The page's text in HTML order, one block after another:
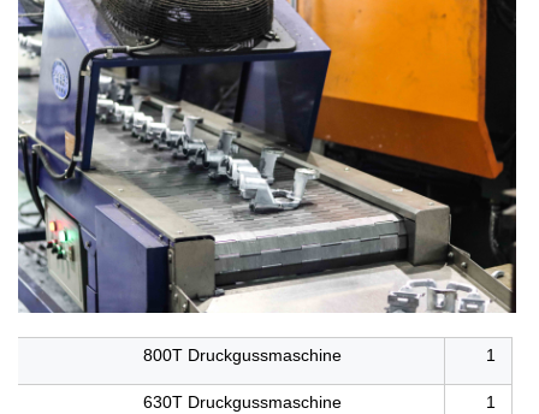
800T Druckgussmaschine 1
630T Druckgussmaschine 1